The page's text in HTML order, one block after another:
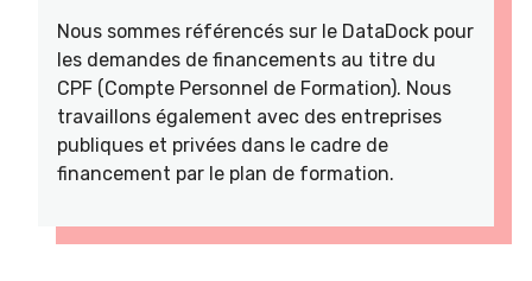
Nous sommes référencés sur le DataDock pour
les demandes de financements au titre du
CPF (Compte Personnel de Formation). Nous
travaillons également avec des entreprises
publiques et privées dans le cadre de
financement par le plan de formation.